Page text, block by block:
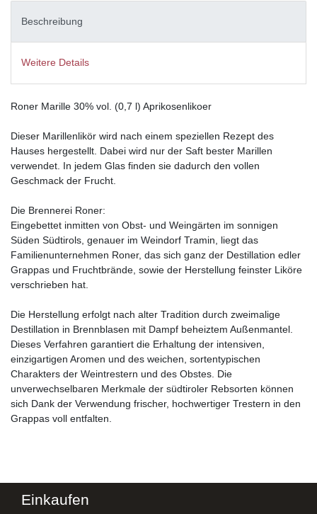
Beschreibung
Weitere Details
Roner Marille 30% vol. (0,7 l) Aprikosenlikoer
Dieser Marillenlikör wird nach einem speziellen Rezept des
Hauses hergestellt. Dabei wird nur der Saft bester Marillen
verwendet. In jedem Glas finden sie dadurch den vollen
Geschmack der Frucht.
Die Brennerei Roner:
Eingebettet inmitten von Obst- und Weingärten im sonnigen
Süden Südtirols, genauer im Weindorf Tramin, liegt das
Familienunternehmen Roner, das sich ganz der Destillation edler
Grappas und Fruchtbrände, sowie der Herstellung feinster Liköre
verschrieben hat.
Die Herstellung erfolgt nach alter Tradition durch zweimalige
Destillation in Brennblasen mit Dampf beheiztem Außenmantel.
Dieses Verfahren garantiert die Erhaltung der intensiven,
einzigartigen Aromen und des weichen, sortentypischen
Charakters der Weintrestern und des Obstes. Die
unverwechselbaren Merkmale der südtiroler Rebsorten können
sich Dank der Verwendung frischer, hochwertiger Trestern in den
Grappas voll entfalten.
Einkaufen